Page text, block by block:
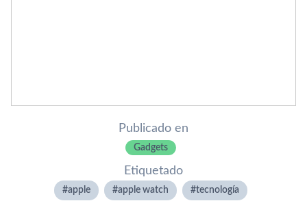
Publicado en
Gadgets
Etiquetado
apple apple watch tecnologí­a